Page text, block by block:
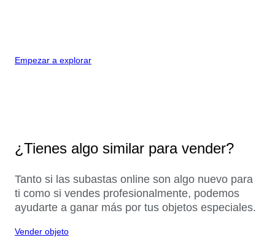
Empezar a explorar
¿Tienes algo similar para vender?
Tanto si las subastas online son algo nuevo para
ti como si vendes profesionalmente, podemos
ayudarte a ganar más por tus objetos especiales.
Vender objeto